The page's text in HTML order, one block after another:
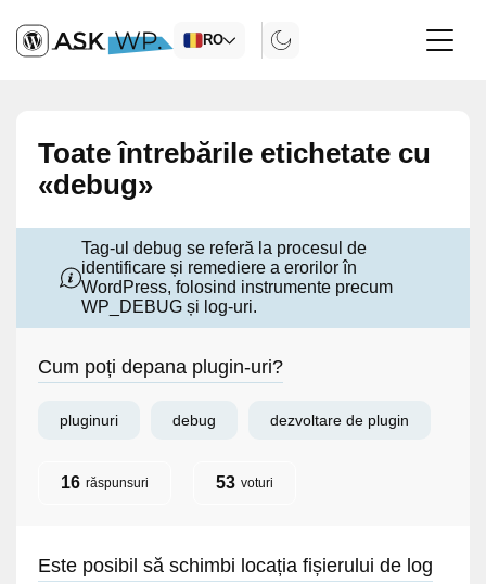
RO
Toate întrebările etichetate cu
«debug»
Tag-ul debug se referă la procesul de
identificare și remediere a erorilor în
WordPress, folosind instrumente precum
WP_DEBUG și log-uri.
Cum poți depana plugin-uri?
pluginuri debug dezvoltare de plugin
16 răspunsuri 53 voturi
Este posibil să schimbi locația fișierului de log